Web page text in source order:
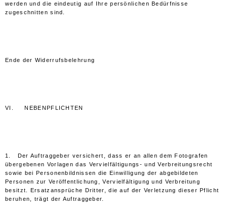
werden und die eindeutig auf Ihre persönlichen Bedürfnisse
zugeschnitten sind.
Ende der Widerrufsbelehrung
VI. NEBENPFLICHTEN
1. Der Auftraggeber versichert, dass er an allen dem Fotografen
übergebenen Vorlagen das Vervielfältigungs- und Verbreitungsrecht
sowie bei Personenbildnissen die Einwilligung der abgebildeten
Personen zur Veröffentlichung, Vervielfältigung und Verbreitung
besitzt. Ersatzansprüche Dritter, die auf der Verletzung dieser Pflicht
beruhen, trägt der Auftraggeber.